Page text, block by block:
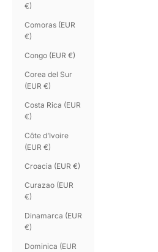
€)
Comoras (EUR
€)
Congo (EUR €)
Corea del Sur
(EUR €)
Costa Rica (EUR
€)
Côte d’Ivoire
(EUR €)
Croacia (EUR €)
Curazao (EUR
€)
Dinamarca (EUR
€)
Dominica (EUR